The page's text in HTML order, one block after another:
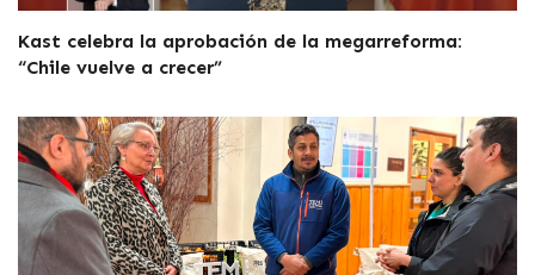
Kast celebra la aprobación de la megarreforma:
“Chile vuelve a crecer”